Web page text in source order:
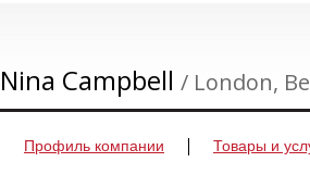
Nina Campbell / London,
Профиль компании Товары и